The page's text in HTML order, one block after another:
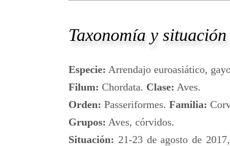
Taxonomía y
Especie: Arrendajo euroasiático,
Filum: Chordata. Clase: Aves.
Orden: Passeriformes. Familia:
Grupos: Aves, córvidos.
Situación: 21-23 de agosto de